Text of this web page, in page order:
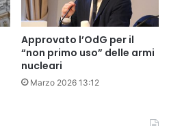
Approvato l’OdG per il
“non primo uso” delle armi
nucleari
Marzo 2026 13:12